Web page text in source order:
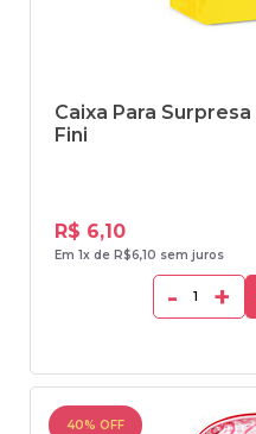
Caixa Para Surpresa com Lacre Inviolável-
Fini
R$ 6,10
Em 1x de R$6,10 sem juros
- +
40% OFF